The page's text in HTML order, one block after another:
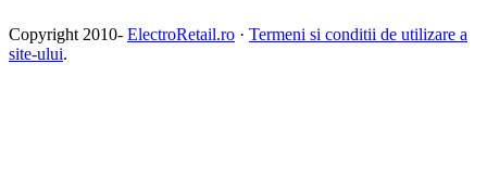
Copyright 2010- ElectroRetail.ro · Termeni si conditii de utilizare a
site-ului.